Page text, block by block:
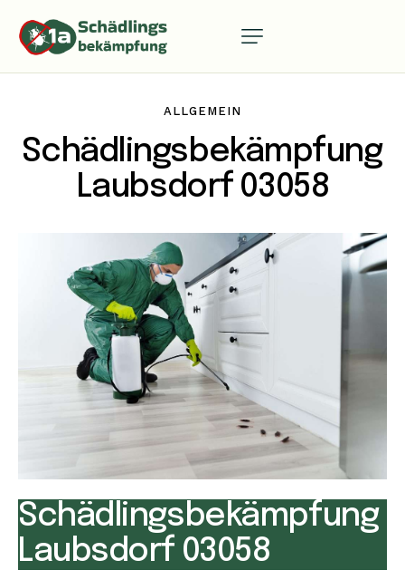
ALLGEMEIN
Schädlingsbekämpfung
Laubsdorf 03058
Schädlingsbekämpfung
Laubsdorf 03058